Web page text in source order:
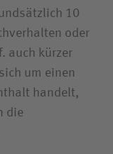
10
oder
auch kürzer
um einen
handelt,
die